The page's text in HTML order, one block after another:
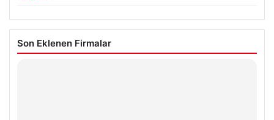
Son Eklenen Firmalar